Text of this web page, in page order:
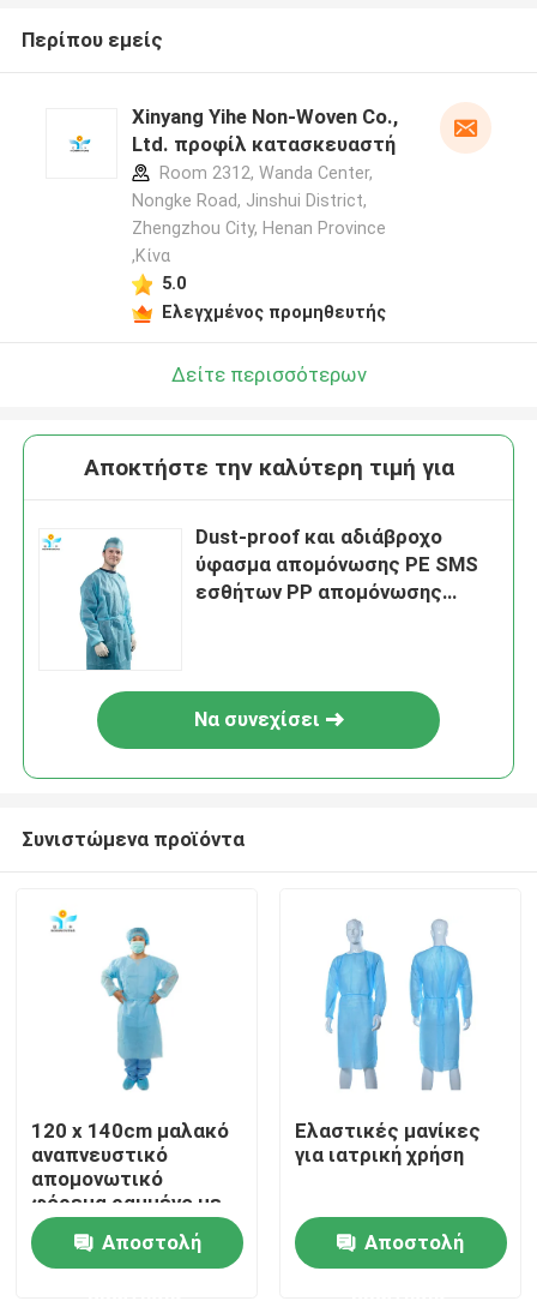
Σπίτι
Προϊόντα
Περίπου εμείς
Xinyang Yihe Non-Woven Co.,
Ltd. προφίλ κατασκευαστή
Room 2312, Wanda Center,
Nongke Road, Jinshui District,
Zhengzhou City, Henan Province
,Κίνα
5.0
Ελεγχμένος προμηθευτής
Δείτε περισσότερων
Αποκτήστε την καλύτερη τιμή για
Dust-proof και αδιάβροχο
ύφασμα απομόνωσης PE SMS
εσθήτων PP απομόνωσης
Να συνεχίσει
Συνιστώμενα προϊόντα
120 x 140cm μαλακό
αναπνευστικό
απομονωτικό
φόρεμα ραμμένο με
υπερηχητική
συγκόλλησηΑποστολή
Ελαστικές μανίκες
για ιατρική χρήση
Αποστολή